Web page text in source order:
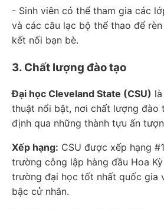
- Sinh viên có thể tham gia các
và các câu lạc bộ thể thao để
kết nối bạn bè.
3. Chất lượng đào tạo
Đại học Cleveland State (CSU)
thuật nổi bật, nơi chất lượng đào
định qua những thành tựu ấn
Xếp hạng: CSU được xếp hạng
trường công lập hàng đầu Hoa
trường đại học tốt nhất quốc gia
bậc cử nhân.